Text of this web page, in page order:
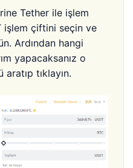
Tether ile işlem
işlem çiftini seçin ve
Ardından hangi
yapacaksanız o
tıklayın.